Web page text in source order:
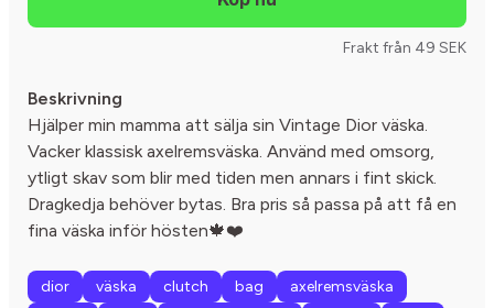
Frakt från 49 SEK
Beskrivning
Hjälper min mamma att sälja sin Vintage Dior väska.
Vacker klassisk axelremsväska. Använd med omsorg,
ytligt skav som blir med tiden men annars i fint skick.
Dragkedja behöver bytas. Bra pris så passa på att få en
fina väska inför hösten🍁❤️
dior väska clutch bag
axelremsväska